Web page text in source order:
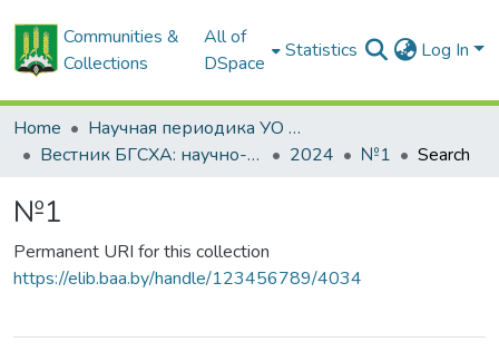
Communities &
Collections
All of
DSpace
Statistics Log In
Home
Научная периодика УО БГСХА
Вестник БГСХА: научно-методический журнал Белорусской государственной сельскохозяйственной академии
2024 №1 Search
№1
Permanent URI for this collection
https://elib.baa.by/handle/123456789/4034